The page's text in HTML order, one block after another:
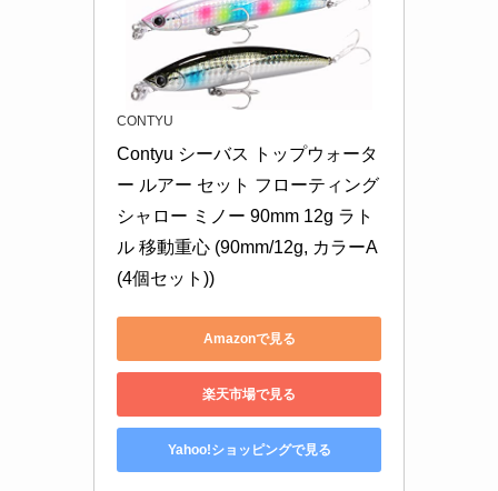
CONTYU
Contyu シーバス トップウォータ
ー ルアー セット フローティング
シャロー ミノー 90mm 12g ラト
ル 移動重心 (90mm/12g, カラーA
(4個セット))
Amazonで見る
楽天市場で見る
Yahoo!ショッピングで見る